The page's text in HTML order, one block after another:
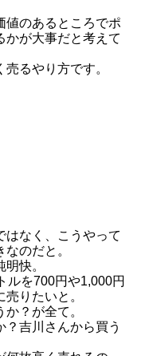
値のあるところでポ
かが大事だと考えて
るやり方です。
はなく、こうやって
のだと。
快。
ルを700円や1,000円
りたいと。
？が全て。
？吉川さんから買う